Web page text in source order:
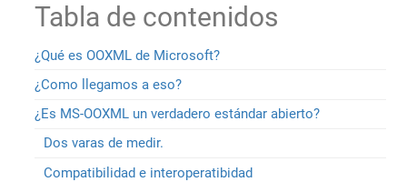
Tabla de contenidos
¿Qué es OOXML de Microsoft?
¿Como llegamos a eso?
¿Es MS-OOXML un verdadero estándar abierto?
Dos varas de medir.
Compatibilidad e interoperatibidad